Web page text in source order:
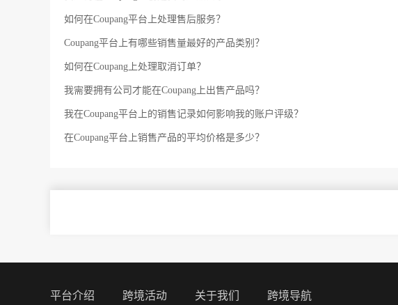
如何在Coupang平台上处理售后服务？
Coupang平台上有哪些销售量最好的产品类别？
如何在Coupang上处理取消订单？
我需要拥有公司才能在Coupang上出售产品吗？
我在Coupang平台上的销售记录如何影响我的账户评级？
在Coupang平台上销售产品的平均价格是多少？
平台介绍 跨境活动 关于我们 跨境导航